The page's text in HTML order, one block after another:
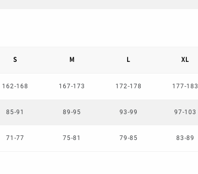
S M L XL
162-168 167-173 172-178 177-183
85-91 89-95 93-99 97-103
71-77 75-81 79-85 83-89